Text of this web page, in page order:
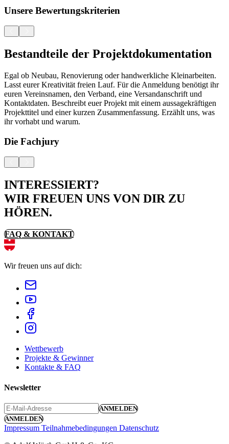
Unsere Bewertungs­kriterien
Bestandteile der Projektdokumentation
Egal ob Neubau, Renovierung oder handwerkliche Kleinarbeiten.
Lasst eurer Kreativität freien Lauf. Für die Anmeldung benötigt ihr
euren Vereinsnamen, den Verband, eine Versandanschrift und
Kontaktdaten. Beschreibt euer Projekt mit einem aussagekräftigen
Projekttitel und einer kurzen Zusammenfassung. Erzählt uns, was
ihr vorhabt und warum.
Die Fachjury
INTERESSIERT?
WIR FREUEN UNS VON DIR ZU
HÖREN.
FAQ & KONTAKT
Wir freuen uns auf dich:
Wettbewerb
Projekte & Gewinner
Kontakte & FAQ
Newsletter
ANMELDEN
ANMELDEN
Impressum Teilnahmebedingungen Datenschutz